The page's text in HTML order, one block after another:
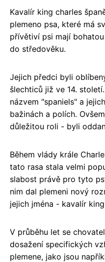
Kavalír king charles
plemeno psa, které má
přívětiví psi mají
do středověku.
Jejich předci byli
šlechticů již ve 14.
názvem "spaniels" a
bažinách a polích.
důležitou roli - byli
Během vlády krále
tato rasa stala velmi
slabost právě pro tyto
nim dal plemeni nový
jejich jména - kavalír
V průběhu let se
dosažení specifických
plemene, jako jsou